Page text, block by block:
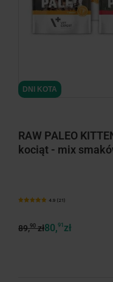
DNI KOTA
RAW PALEO
kociąt - mix
4.9 (21)
89,90zł80,91 zł